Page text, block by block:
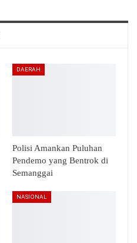
DAERAH
Polisi Amankan Puluhan
Pendemo yang Bentrok di
Semanggai
NASIONAL